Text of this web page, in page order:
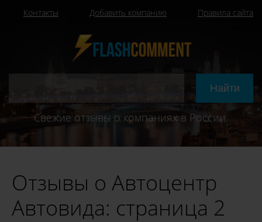
Контакты Добавить компанию Правила сайта
Свежие отзывы о компаниях в России.
Отзывы о Автоцентр
Автовида: страница 2